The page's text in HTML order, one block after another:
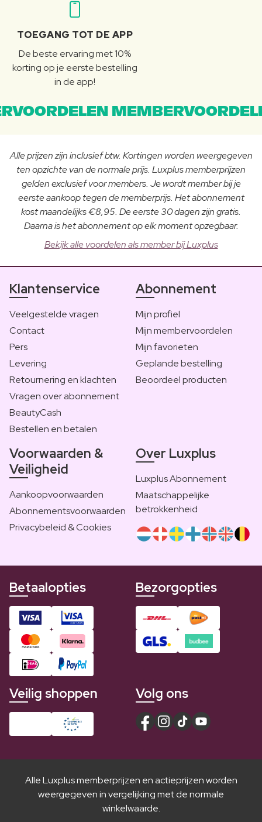
TOEGANG TOT DE APP
De beste ervaring met 10%
korting op je eerste bestelling
in de app!
Alle prijzen zijn inclusief btw. Kortingen worden weergegeven
ten opzichte van de normale prijs. Luxplus memberprijzen
gelden exclusief voor members. Je wordt member bij je
eerste aankoop tegen de memberprijs. Het abonnement
kost maandelijks €8,95. De eerste 30 dagen zijn gratis.
Daarna is het abonnement op elk moment opzegbaar.
Bekijk alle voordelen als member bij Luxplus
Klantenservice
Veelgestelde vragen
Contact
Pers
Levering
Retournering en klachten
Vragen over abonnement
BeautyCash
Bestellen en betalen
Abonnement
Mijn profiel
Mijn membervoordelen
Mijn favorieten
Geplande bestelling
Beoordeel producten
Voorwaarden &
Veiligheid
Aankoopvoorwaarden
Abonnementsvoorwaarden
Privacybeleid & Cookies
Over Luxplus
Luxplus Abonnement
Maatschappelijke
betrokkenheid
Betaalopties Bezorgopties
Veilig shoppen Volg ons
Alle Luxplus memberprijzen en actieprijzen worden
weergegeven in vergelijking met de normale
winkelwaarde.